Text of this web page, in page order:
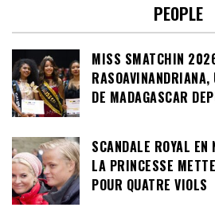
PEOPLE
MISS SMATCHIN
DE MADAGASCAR
SCANDALE ROYAL
LA PRINCESSE
POUR QUATRE VIOLS